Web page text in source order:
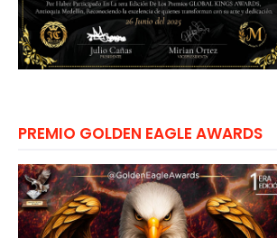
PREMIO GOLDEN EAGLE AWARDS